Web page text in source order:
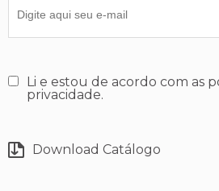
Li e estou de acordo com as
privacidade.
Download Catálogo